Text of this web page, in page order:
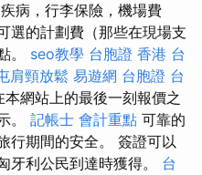
病，行李保險，機場費
選的計劃費（那些在現場支
。 seo教學 台胞證 香港 台
肩頸放鬆 易遊網 台胞證 台
本網站上的最後一刻報價之
。 記帳士 會計重點 可靠的
行期間的安全。 簽證可以
牙利公民到達時獲得。 台